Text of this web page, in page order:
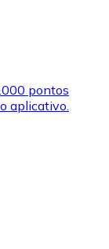
pontos
aplicativo.